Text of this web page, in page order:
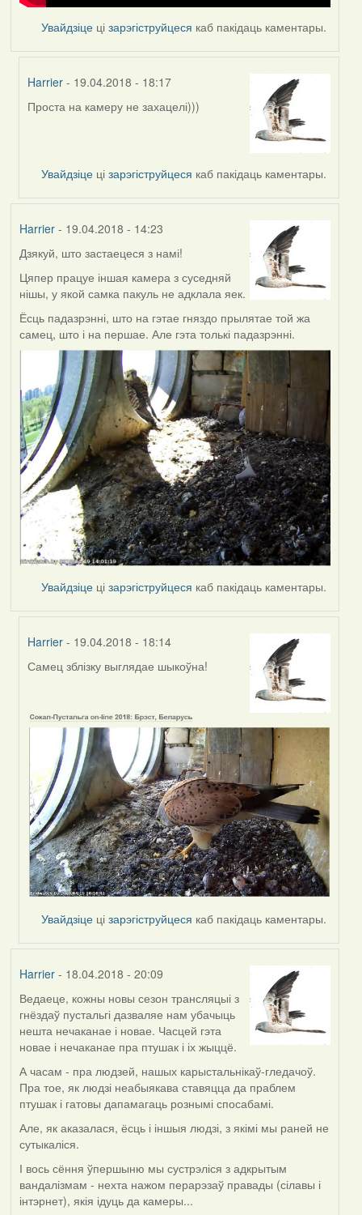
Увайдзіце цізарэгіструйцеся каб пакідаць каментары.
Harrier - 19.04.2018 - 18:17
In
Feather
Проста на камеру не захацелі)))
Увайдзіце цізарэгіструйцеся каб пакідаць каментары.
Harrier- 19.04.2018 - 14:23
Дзякуй, што застаецеся з намі!
Цяпер працуе іншая камера з суседняй
нішы, у якой самка пакуль не адклала яек.
Ёсць падазрэнні, што на гэтае гняздо прылятае той жа
самец, што і на першае. Але гэта толькі падазрэнні.
Увайдзіце цізарэгіструйцеся каб пакідаць каментары.
Harrier - 19.04.2018 - 18:14
In
by
Harrier
Самец зблізку выглядае шыкоўна!
Увайдзіце цізарэгіструйцеся каб пакідаць каментары.
Harrier- 18.04.2018 - 20:09
Ведаеце, кожны новы сезон трансляцыі з
гнёздаў пустальгі дазваляе нам убачыць
нешта нечаканае і новае. Часцей гэта
новае і нечаканае пра птушак і іх жыццё.
А часам - пра людзей, нашых карыстальнікаў-гледачоў.
Пра тое, як людзі неабыякава ставяцца да праблем
птушак і гатовы дапамагаць рознымі спосабамі.
Але, як аказалася, ёсць і іншыя людзі, з якімі мы раней не
сутыкаліся.
І вось сёння ўпершыню мы сустрэліся з адкрытым
вандалізмам - нехта нажом перарэзаў правады (сілавы і
інтэрнет), якія ідуць да камеры...